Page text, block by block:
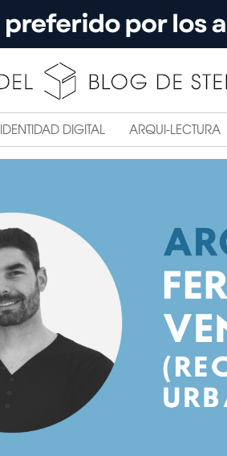
IDENTIDAD DIGITAL ARQUI-LECTURA